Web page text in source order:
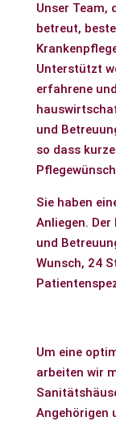
Unser Team,
betreut,
Unterstützt
erfahrene
und
so dass
Sie haben
Anliegen.
und
Wunsch, 24
Um eine
arbeiten wir
Angehörigen